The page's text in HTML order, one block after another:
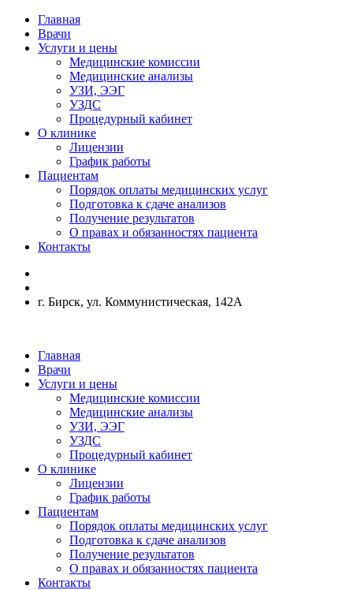
Главная
Врачи
Услуги и цены
Медицинские комиссии
Медицинские анализы
УЗИ, ЭЭГ
УЗДС
Процедурный кабинет
О клинике
Лицензии
График работы
Пациентам
Порядок оплаты медицинских услуг
Подготовка к сдаче анализов
Получение результатов
О правах и обязанностях пациента
Контакты
г. Бирск, ул. Коммунистическая, 142А
Главная
Врачи
Услуги и цены
Медицинские комиссии
Медицинские анализы
УЗИ, ЭЭГ
УЗДС
Процедурный кабинет
О клинике
Лицензии
График работы
Пациентам
Порядок оплаты медицинских услуг
Подготовка к сдаче анализов
Получение результатов
О правах и обязанностях пациента
Контакты